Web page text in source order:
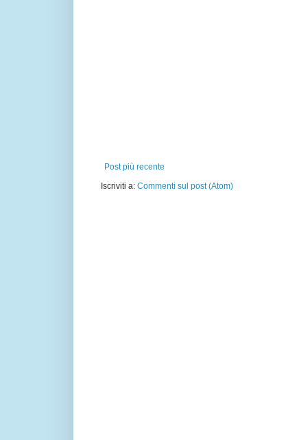
Post più recente
Iscriviti a: Commenti sul post (Atom)